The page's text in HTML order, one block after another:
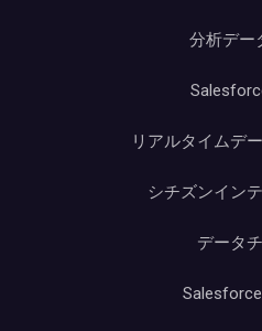
分析デー
リアルタイムデ
シチズンイン
データ